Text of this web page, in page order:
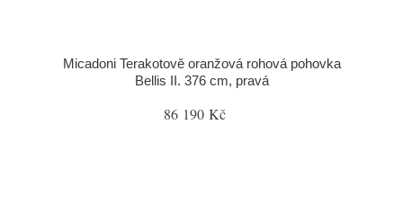
Micadoni Terakotově oranžová rohová pohovka
Bellis II. 376 cm, pravá
86 190 Kč